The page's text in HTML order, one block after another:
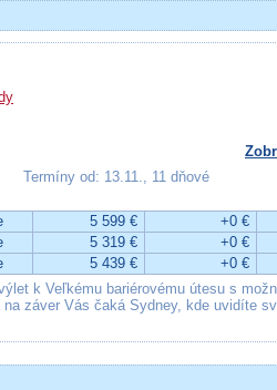
Termíny od: 13.11., 11 dňové
5 599 € +0 €
5 319 € +0 €
5 439 € +0 €
k Veľkému bariérovému útesu s
záver Vás čaká Sydney, kde uvidíte